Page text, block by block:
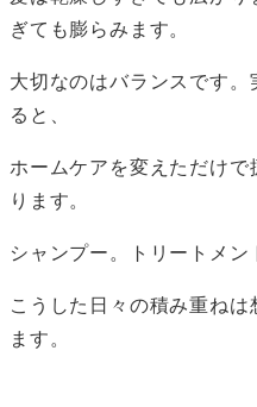
ぎても膨らみます。
大切なのはバランスです
ると、
ホームケアを変えただけで
ります。
シャンプー。トリートメン
こうした日々の積み重ねは
ます。